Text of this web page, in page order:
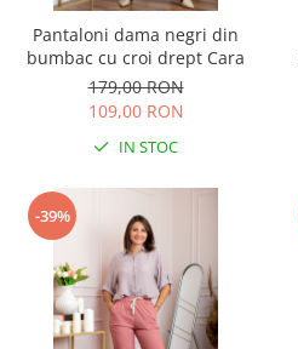
Pantaloni dama negri din
bumbac cu croi drept Cara
179,00 RON
109,00 RON
IN STOC
-39%